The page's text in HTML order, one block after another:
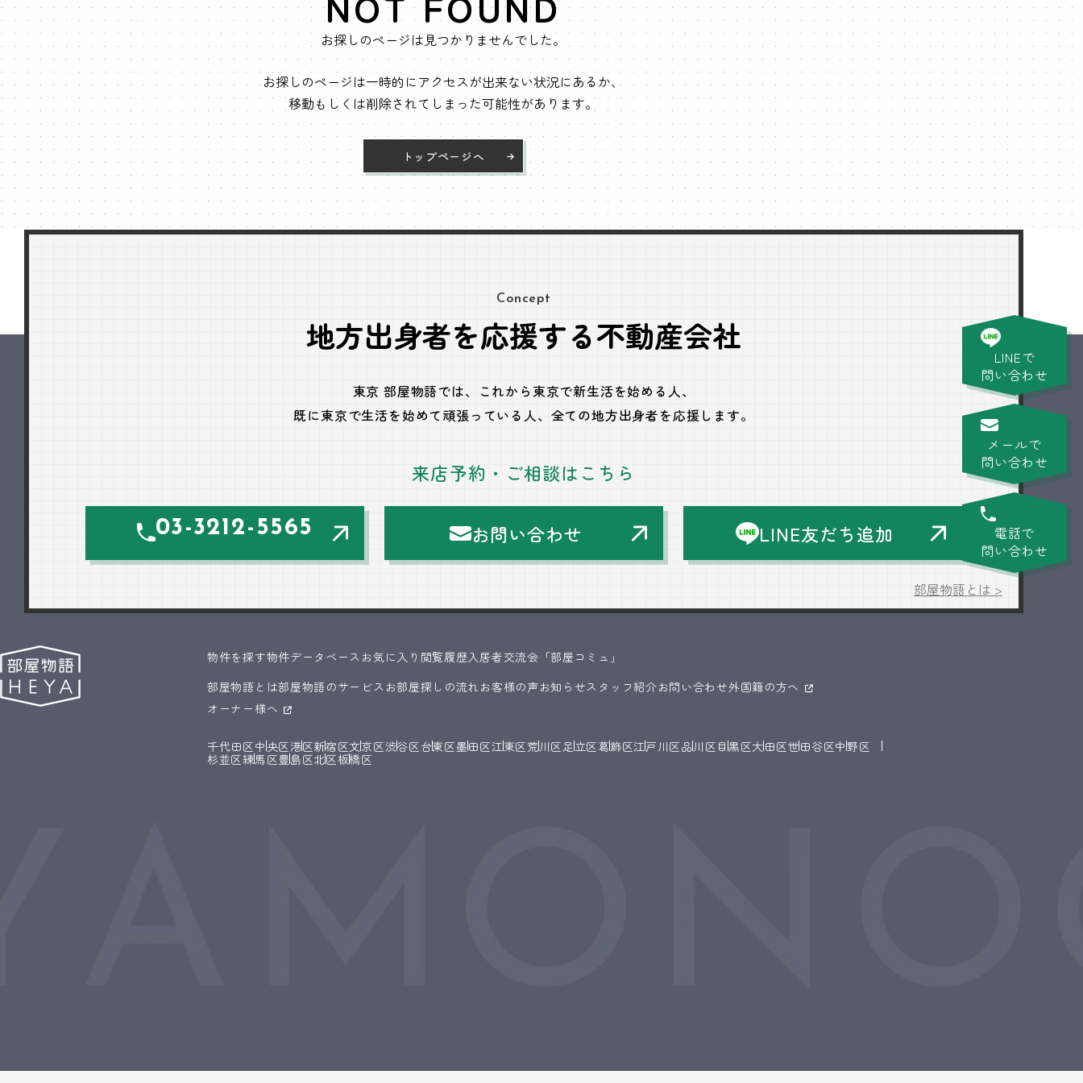
お探しのページは見つかりませんでした。
お探しのページは一時的にアクセスが出来ない状況にあるか、
移動もしくは削除されてしまった可能性があります。
トップページへ
Concept
地方出身者を応援する不動産会社
東京 部屋物語では、
これから東京で新生活を始める人、
既に東京で生活を始めて頑張っている人、 全ての地方出身者を応援します。
来店予約・ご相談はこちら
03-3212-5565 お問い合わせ LINE友だち追加
部屋物語とは >
物件を探す物件データベース お気に入り 閲覧履歴入居者交流会「部屋コミュ」
部屋物語とは部屋物語のサービス お部屋探しの流れ お客様の声お知らせスタッフ紹介お問い合わせ外国籍の方へ
オーナー様へ
千代田区中央区港区新宿区文京区渋谷区台東区墨田区江東区荒川区足立区葛飾区江戸川区品川区 目黒区大田区世田谷区中野区
杉並区練馬区豊島区北区板橋区
LINEで
問い合わせ
メールで
問い合わせ
電話で
問い合わせ